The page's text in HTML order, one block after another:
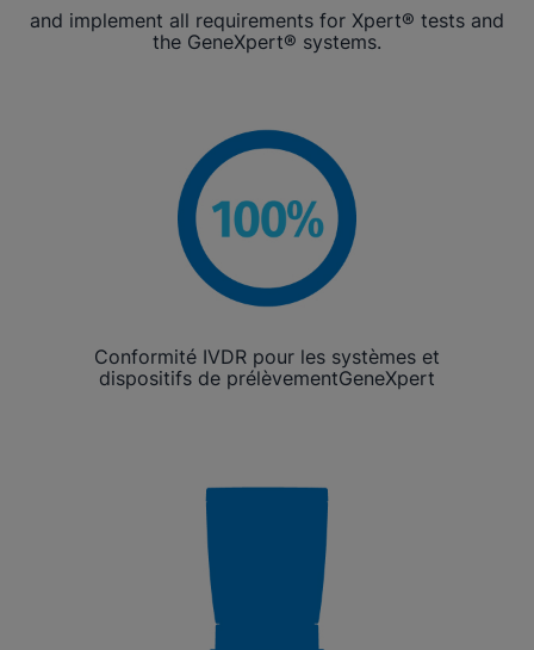
and implement all requirements for Xpert® tests and
the GeneXpert® systems.
Conformité IVDR pour les systèmes et
dispositifs de prélèvementGeneXpert